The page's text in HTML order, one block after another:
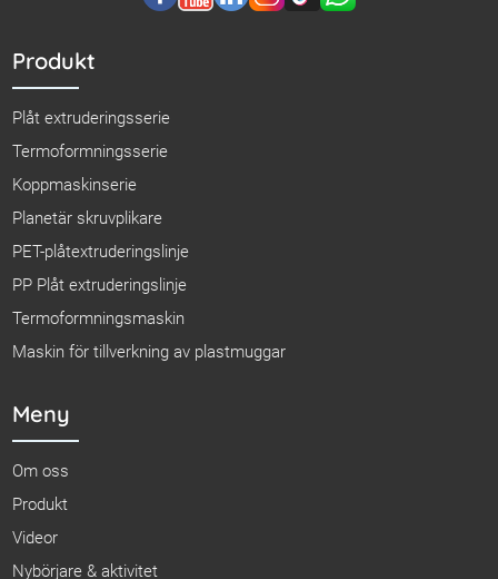
Produkt
Plåt extruderingsserie
Termoformningsserie
Koppmaskinserie
Planetär skruvplikare
PET-plåtextruderingslinje
PP Plåt extruderingslinje
Termoformningsmaskin
Maskin för tillverkning av plastmuggar
Meny
Om oss
Produkt
Videor
Nybörjare & aktivitet